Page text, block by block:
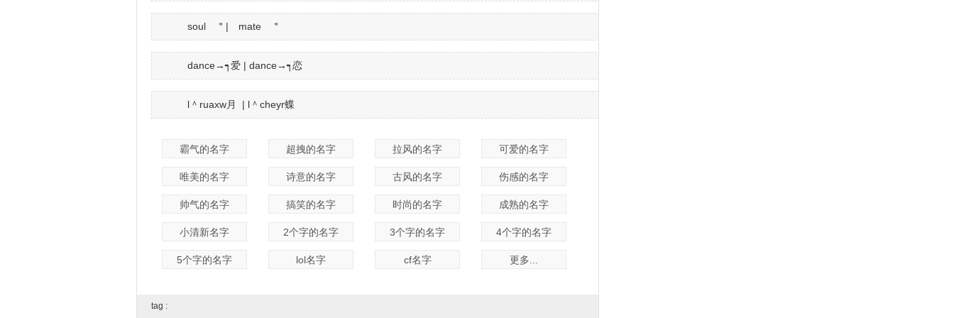
soul ＂| mate ＂
dance→┑爱 | dance→┑恋
l＾ruaxw月 | l＾cheyr蝶
霸气的名字 超拽的名字 拉风的名字 可爱的名字
唯美的名字 诗意的名字 古风的名字 伤感的名字
帅气的名字 搞笑的名字 时尚的名字 成熟的名字
小清新名字 2个字的名字 3个字的名字 4个字的名字
5个字的名字 lol名字 cf名字 更多...
tag :